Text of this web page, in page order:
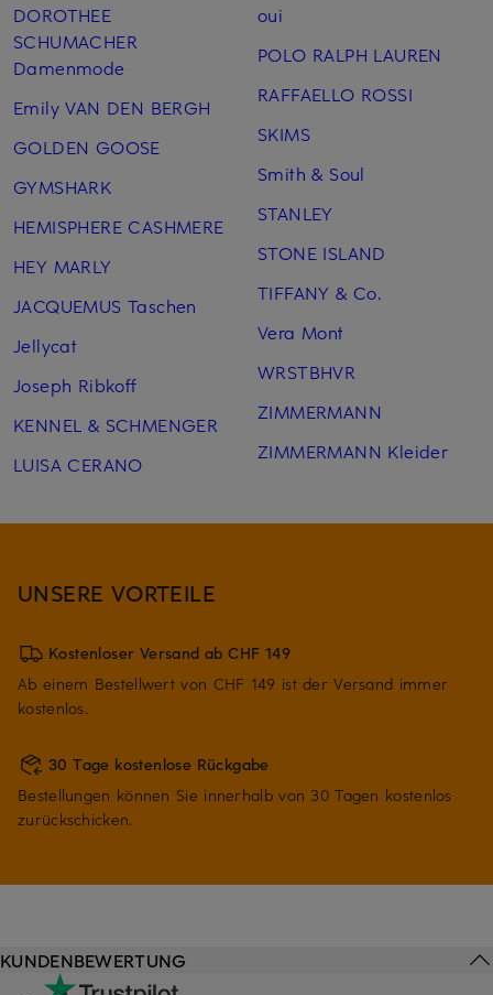
DOROTHEE
SCHUMACHER
Damenmode
Emily VAN DEN BERGH
GOLDEN GOOSE
GYMSHARK
HEMISPHERE CASHMERE
HEY MARLY
JACQUEMUS Taschen
Jellycat
Joseph Ribkoff
KENNEL & SCHMENGER
LUISA CERANO
oui
POLO RALPH LAUREN
RAFFAELLO ROSSI
SKIMS
Smith & Soul
STANLEY
STONE ISLAND
TIFFANY & Co.
Vera Mont
WRSTBHVR
ZIMMERMANN
ZIMMERMANN Kleider
UNSERE VORTEILE
Kostenloser Versand ab CHF 149
Ab einem Bestellwert von CHF 149 ist der Versand immer
kostenlos.
30 Tage kostenlose Rückgabe
Bestellungen können Sie innerhalb von 30 Tagen kostenlos
zurückschicken.
KUNDENBEWERTUNG